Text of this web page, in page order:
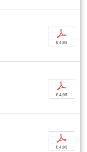
p
€ 4,95
p
€ 4,95
p
€ 4,95